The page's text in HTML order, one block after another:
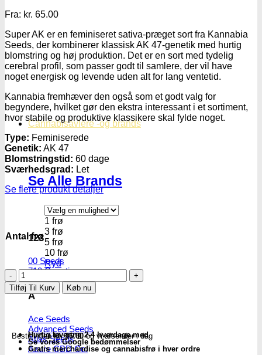
Cannabisavlere -og brands
Se Alle Brands
123
00 Seeds
710 Genetics
A
Ace Seeds
Advanced Seeds
Atlas Seeds
Azure CBD Co.
Fra: kr. 65.00
Super AK er en feminiseret sativa-præget sort fra Kannabia
Seeds, der kombinerer klassisk AK 47-genetik med hurtig
blomstring og høj produktion. Det er en sort med tydelig
cerebral profil, som passer godt til samlere, der vil have
noget energisk og levende uden alt for lang ventetid.
Kannabia fremhæver den også som et godt valg for
begyndere, hvilket gør den ekstra interessant i et sortiment,
hvor stabile og produktive klassikere skal fylde noget.
Type: Feminiserede
Genetik: AK 47
Blomstringstid: 60 dage
Sværhedsgrad: Let
Se flere produkt detaljer
Antal frø
1 frø
3 frø
5 frø
10 frø
Ryd
Super
AK
|
skunkfrø
Kannabia
Seeds
Tilføj Til Kurv Køb nu
Bestil indenkl. 16.00og vi afsender i dag
Hurtig levering 2-4 hverdage med
Se vores Google bedømmelser
Gratis merchandise og cannabisfrø i hver ordre